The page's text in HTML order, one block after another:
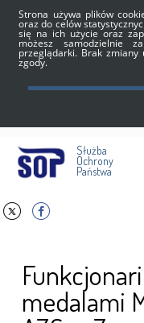
Strona używa plików
oraz do celów
się na ich użycie oraz
możesz samodzielnie
przeglądarki. Brak zmiany
zgody.
Służba
Ochrony
Państwa
medalami